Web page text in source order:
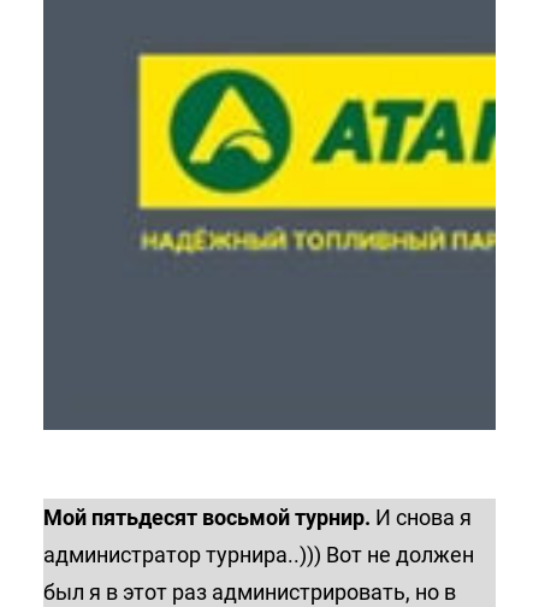
Мой пятьдесят восьмой турнир. И снова я
администратор турнира..))) Вот не должен
был я в этот раз администрировать, но в